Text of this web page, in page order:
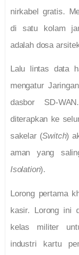
nirkabel gratis.
di satu kolam
adalah dosa
Lalu lintas data
mengatur
dasbor SD-
diterapkan ke
sakelar (Switch)
aman yang
Isolation).
Lorong pertama
kasir. Lorong ini
kelas militer
industri kartu